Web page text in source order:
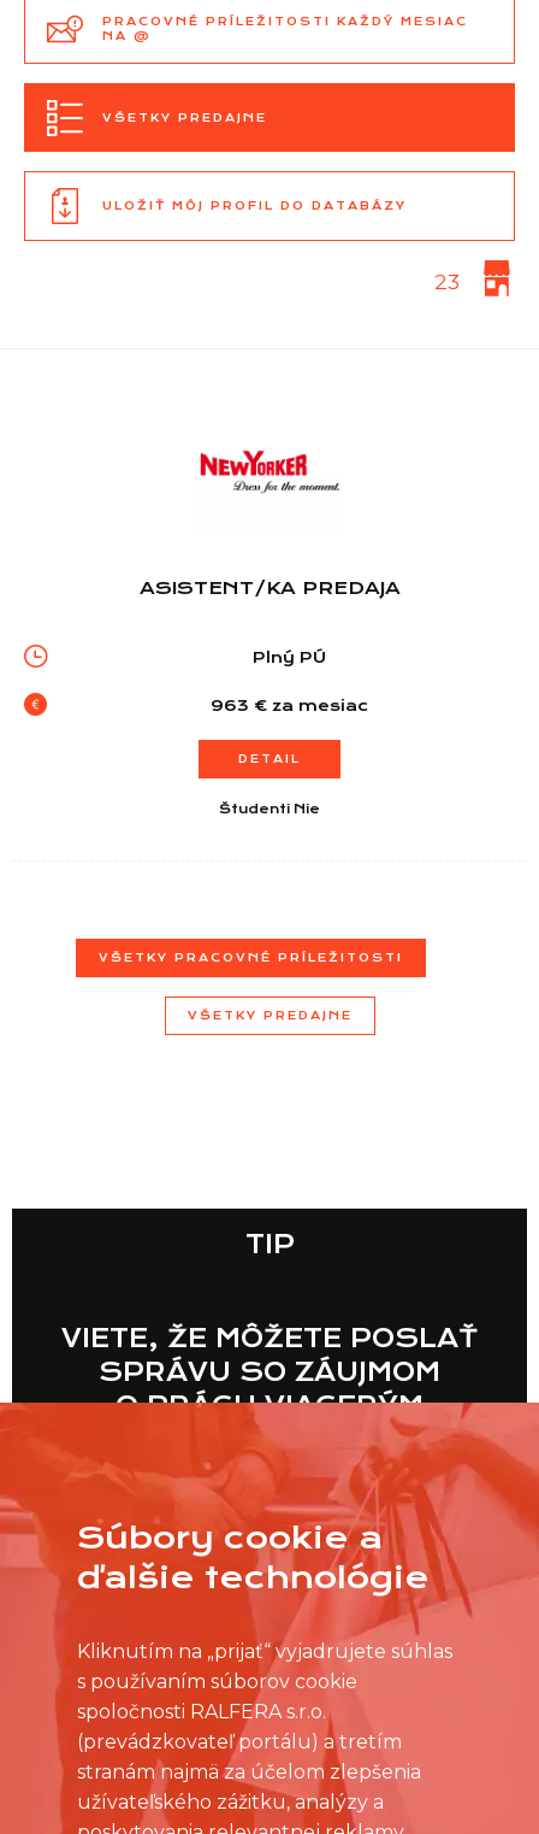
Zoznam NC
PRACOVNÉ PRÍLEŽITOSTI KAŽDÝ MESIAC
NA @
VŠETKY PREDAJNE
ULOŽIŤ MÔJ PROFIL DO DATABÁZY
23
ASISTENT/KA PREDAJA
Plný PÚ
963 € za mesiac
DETAIL
Študenti Nie
VŠETKY PRACOVNÉ PRÍLEŽITOSTI
VŠETKY PREDAJNE
TIP
VIETE, ŽE MÔŽETE POSLAŤ
SPRÁVU SO ZÁUJMOM
O PRÁCU VIACERÝM
PREDAJNIAM NARAZ?
VIAC
Súbory cookie a
ďalšie technológie
Kliknutím na „prijať“ vyjadrujete súhlas
s používaním súborov cookie
spoločnosti RALFERA s.r.o.
(prevádzkovateľ portálu) a tretím
stranám najmä za účelom zlepšenia
užívateľského zážitku, analýzy a